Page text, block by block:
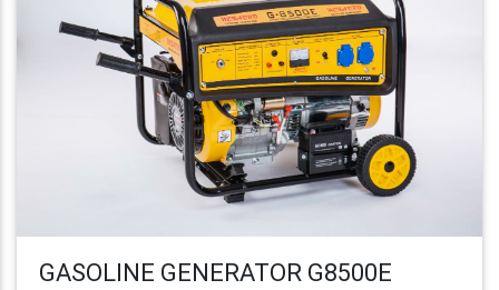
GASOLINE GENERATOR G8500E